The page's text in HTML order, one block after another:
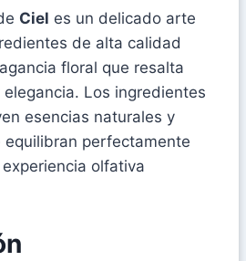
Ciel es un delicado arte
de alta calidad
floral que resalta
Los ingredientes
esencias naturales y
equilibran perfectamente
olfativa